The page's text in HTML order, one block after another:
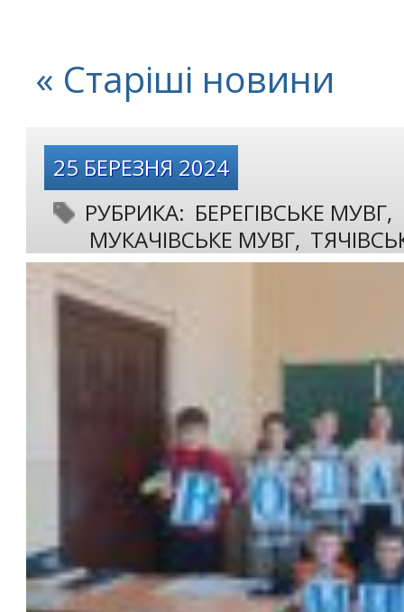
« Старіші новини
25 БЕРЕЗНЯ 2024
РУБРИКА: БЕРЕГІВСЬКЕ МУВГ,
МУКАЧІВСЬКЕ МУВГ,